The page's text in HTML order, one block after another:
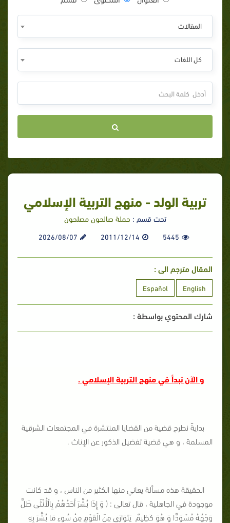
المقالات
كل اللغات
تربية الولد - منهج التربية الإسلامي
تحت قسم : حملة صالحون مصلحون
5445
2011/12/14
2026/08/07
المقال مترجم الى :
English
Español
شارك المحتوي بواسطة :
و الآن نبدأ في منهج التربية الإسلامي .
بدايةً نطرح قضية من القضايا المنتشرة في المجتمعات الشرقية
المسلمة ، و هي قضية تفضيل الذكور عن الإناث .
الحقيقة هذه مسألة يعاني منها الكثير من الناس ، و قد كانت
موجودة في الجاهلية ، قال تعالى : ( وَ إِذَا بُشِّرَ أَحَدُهُمْ بِالْأُنْثَى ظَلَّ
وَجْهُهُ مُسْوَدًّا وَ هُوَ كَظِيمٌ يَتَوَارَى مِنَ الْقَوْمِ مِنْ سُوءِ مَا بُشِّرَ بِهِ